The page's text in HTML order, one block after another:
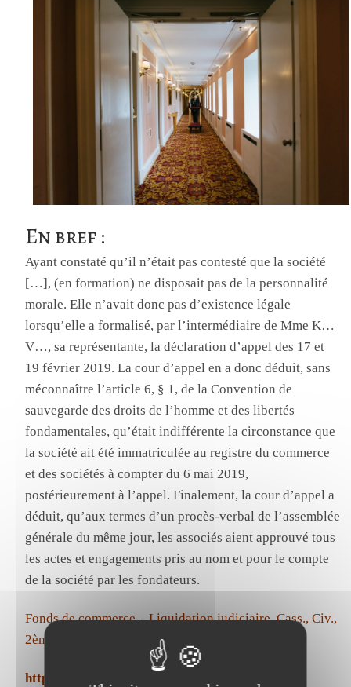
En bref :
Ayant constaté qu’il n’était pas contesté que la société
[…], (en formation) ne disposait pas de la personnalité
morale. Elle n’avait donc pas d’existence légale
lorsqu’elle a formalisé, par l’intermédiaire de Mme K…
V…, sa représentante, la déclaration d’appel des 17 et
19 février 2019. La cour d’appel en a donc déduit, sans
méconnaître l’article 6, § 1, de la Convention de
sauvegarde des droits de l’homme et des libertés
fondamentales, qu’était indifférente la circonstance que
la société ait été immatriculée au registre du commerce
et des sociétés à compter du 6 mai 2019,
postérieurement à l’appel. Finalement, la cour d’appel a
déduit, qu’aux termes d’un procès-verbal de l’assemblée
générale du même jour, les associés aient approuvé tous
les actes et engagements pris au nom et pour le compte
de la société par les fondateurs.
Fonds de commerce – Liquidation judiciaire. Cass., Civ.,
2ème, 4 mars 2021, n°19-22829
https://juricaf.org/arret/FRANCE-